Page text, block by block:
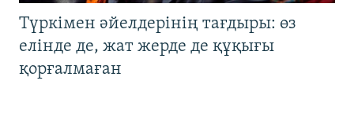
Түркімен әйелдерінің тағдыры: өз
елінде де, жат жерде де құқығы
қорғалмаған